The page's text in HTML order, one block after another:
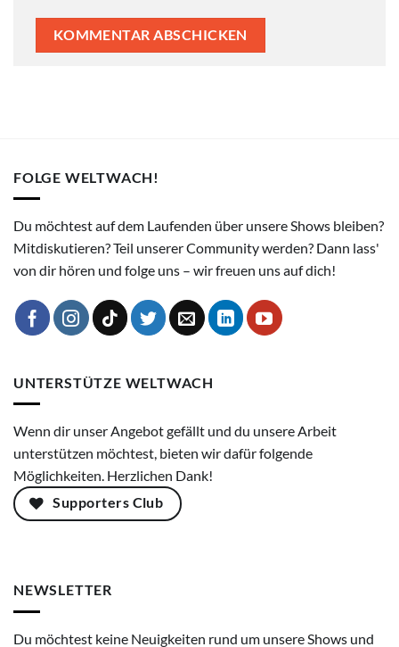
FOLGE WELTWACH!
Du möchtest auf dem Laufenden über unsere Shows bleiben?
Mitdiskutieren? Teil unserer Community werden? Dann lass'
von dir hören und folge uns – wir freuen uns auf dich!
UNTERSTÜTZE WELTWACH
Wenn dir unser Angebot gefällt und du unsere Arbeit
unterstützen möchtest, bieten wir dafür folgende
Möglichkeiten. Herzlichen Dank!
Supporters Club
NEWSLETTER
Du möchtest keine Neuigkeiten rund um unsere Shows und